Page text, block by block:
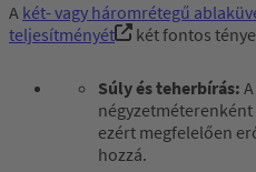
A két- vagy háromrétegű
teljesítményét
két fontos
Súly és teherbírás:
ezért megfelelően
hozzá.